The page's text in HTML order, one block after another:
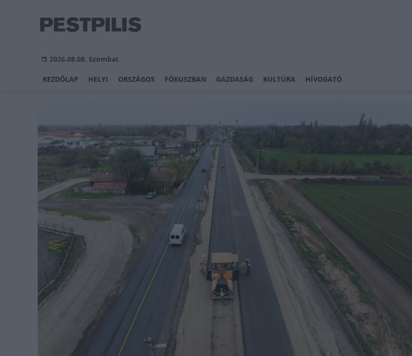
2026.08.08, Szombat
KEZDŐLAP HELYI ORSZÁGOS FÓKUSZBAN GAZDASÁG KULTÚRA HÍVOGATÓ